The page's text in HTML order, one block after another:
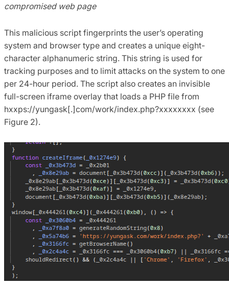
compromised web page
This malicious script fingerprints the user’s operating
system and browser type and creates a unique eight-
character alphanumeric string. This string is used for
tracking purposes and to limit attacks on the system to one
per 24-hour period. The script also creates an invisible
full-screen iframe overlay that loads a PHP file from
hxxps://yungask[.]com/work/index.php?xxxxxxxx (see
Figure 2).